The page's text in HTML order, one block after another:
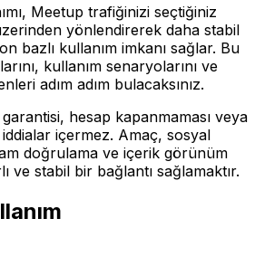
Meetup trafiğinizi seçtiğiniz
yönlendirerek daha stabil
bazlı kullanım imkanı sağlar. Bu
kullanım senaryolarını ve
adım adım bulacaksınız.
hesap kapanmaması veya
içermez. Amaç, sosyal
doğrulama ve içerik görünüm
ve stabil bir bağlantı sağlamaktır.